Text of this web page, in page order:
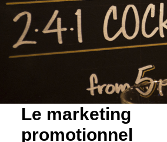
Le marketing
promotionnel